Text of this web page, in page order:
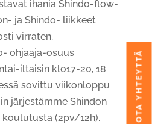
ihania Shindo-flow-
ja Shindo- liikkeet
virraten.
ohjaaja-osuus
iltaisin klo17-20, 18
sovittu viikonloppu
järjestämme Shindon
koulutusta (2pv/12h).
OTA YHTEYTTÄ